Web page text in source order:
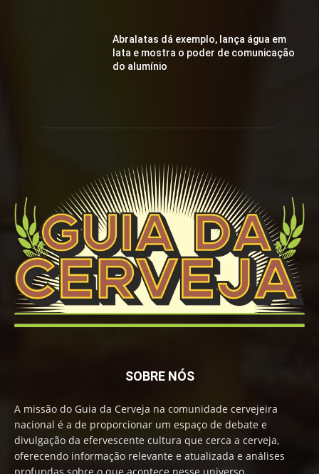
Abralatas dá exemplo, lança água em
lata e mostra o poder de comunicação
do alumínio
SOBRE NÓS
A missão do Guia da Cerveja na comunidade cervejeira
nacional é a de proporcionar um espaço de debate e
divulgação da efervescente cultura que cerca a cerveja,
oferecendo informação relevante e atualizada e análises